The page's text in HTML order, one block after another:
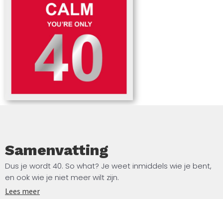
Samenvatting
Dus je wordt 40. So what? Je weet inmiddels wie je bent,
en ook wie je niet meer wilt zijn.
Lees meer